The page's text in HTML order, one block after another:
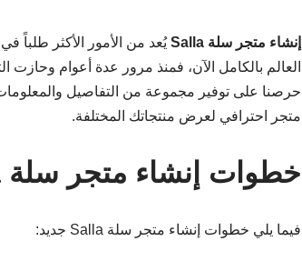
إنشاء متجر سلة Salla
يُعد من الأمور الأكثر طلباً في
العالم بالكامل الآن، فمنذ مرور عدة أعوام وحازت
حرصنا على توفير مجموعة من التفاصيل
متجر احترافي لعرض منتجاتك المختلفة.
خطوات إنشاء متجر سلة Salla
فيما يلي خطوات إنشاء متجر سلة Salla جديد: